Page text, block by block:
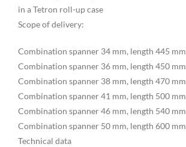
in a Tetron roll-up case
Scope of delivery:
Combination spanner 34 mm, length 445 mm
Combination spanner 36 mm, length 450 mm
Combination spanner 38 mm, length 470 mm
Combination spanner 41 mm, length 500 mm
Combination spanner 46 mm, length 540 mm
Combination spanner 50 mm, length 600 mm
Technical data